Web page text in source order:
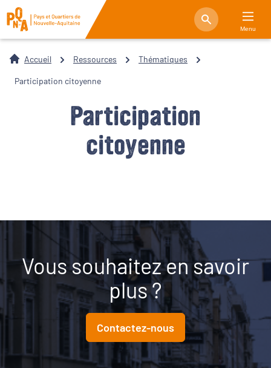
Menu
Accueil Ressources Thématiques
Participation citoyenne
Participation
citoyenne
Vous souhaitez en savoir
plus ?
Contactez-nous